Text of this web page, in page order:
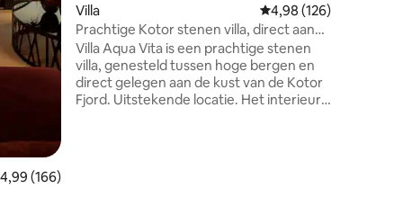
beoordeling van 4,99 op 5, 166 recensies
4,99 (166)
Villa Gemiddelde
4,98 (126)
Prachtige Kotor stenen villa, direct aan
zee
Villa Aqua Vita is een prachtige stenen
villa, genesteld tussen hoge bergen en
direct gelegen aan de kust van de Kotor
Fjord. Uitstekende locatie. Het interieur